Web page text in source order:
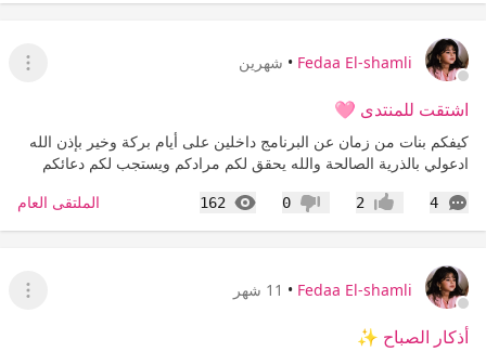
Fedaa El-shamli
• شهرين
عرض
اشتقت للمنتدى 🩷
كيفكم بنات من زمان عن البرنامج داخلين على أيام بركة وخير بإذن الله
ادعولي بالذرية الصالحة والله يحقق لكم مرادكم ويستجب لكم دعائكم
4
التعليقات إعجاب2 عدم إعجاب
0
162
المشاهدات الملتقى العام
Fedaa El-shamli
• 11 شهر
عرض
أذكار الصباح ✨